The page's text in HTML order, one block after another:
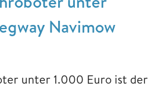
Navimow
unter 1.000 Euro ist der